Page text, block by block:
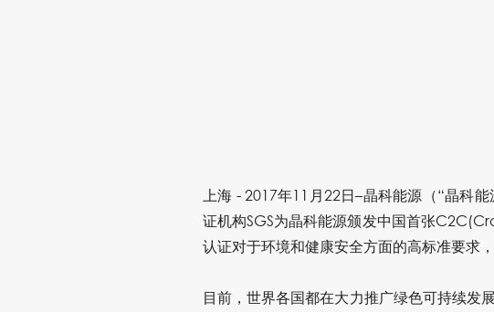
上海 - 2017年11月22日–晶科能源（“晶科
证机构SGS为晶科能源颁发中国首张
认证对于环境和健康安全方面的高标准要求
目前，世界各国都在大力推广绿色可持续发